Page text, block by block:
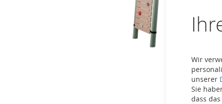
Wir
unserer
Sie
dass